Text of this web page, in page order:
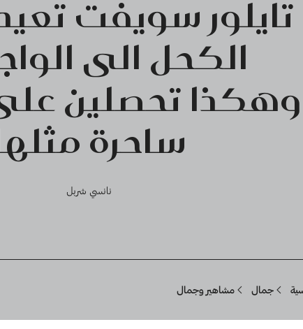
تايلور سويفت
الكحل الى
وهكذا تحصلين
ساحرة
نانسي شربل
جمال مشاهير وجمال